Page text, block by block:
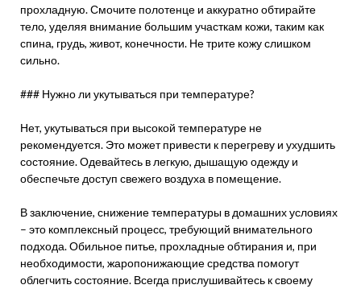
прохладную. Смочите полотенце и аккуратно обтирайте
тело, уделяя внимание большим участкам кожи, таким как
спина, грудь, живот, конечности. Не трите кожу слишком
сильно.
### Нужно ли укутываться при температуре?
Нет, укутываться при высокой температуре не
рекомендуется. Это может привести к перегреву и ухудшить
состояние. Одевайтесь в легкую, дышащую одежду и
обеспечьте доступ свежего воздуха в помещение.
В заключение, снижение температуры в домашних условиях
– это комплексный процесс, требующий внимательного
подхода. Обильное питье, прохладные обтирания и, при
необходимости, жаропонижающие средства помогут
облегчить состояние. Всегда прислушивайтесь к своему